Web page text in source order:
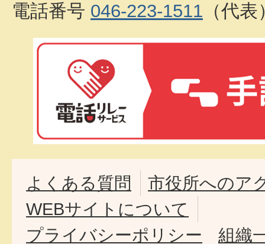
電話番号 046-223-1511 （代表
よくある質問
市役所へのア
WEBサイトについて
プライバシーポリシー
組織